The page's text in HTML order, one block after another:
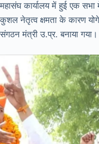
महासंघ कार्यालय में हुई एक सभा
कुशल नेतृत्व क्षमता के कारण
संगठन मंत्री उ.प्र. बनाया गया।